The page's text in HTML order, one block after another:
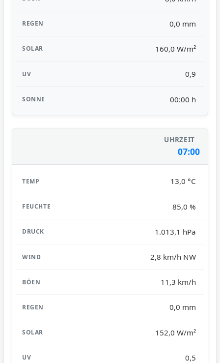
0,0 mm
160,0 W/m²
0,9
00:00 h
07:00
13,0 °C
85,0 %
1.013,1 hPa
2,8 km/h NW
11,3 km/h
0,0 mm
152,0 W/m²
0,5